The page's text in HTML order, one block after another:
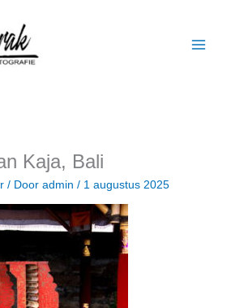
Kaja, Bali
/ Dooradmin/ 1 augustus 2025